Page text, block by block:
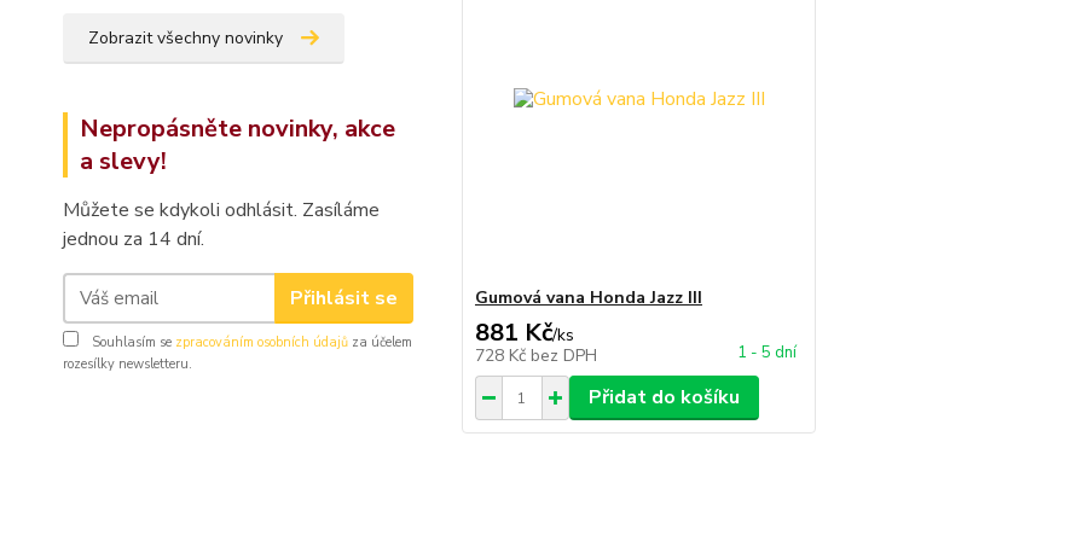
Zobrazit všechny novinky
Nepropásněte novinky, akce
a slevy!
Můžete se kdykoli odhlásit. Zasíláme
jednou za 14 dní.
Přihlásit se
Souhlasím se zpracováním osobních údajů za účelem
rozesílky newsletteru.
Gumová vana Honda Jazz III
881 Kč/ks
728 Kč bez DPH 1 - 5 dní
Přidat do košíku